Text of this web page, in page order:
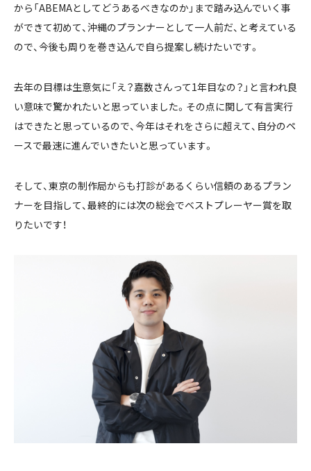
から「ABEMAとしてどうあるべきなのか」まで踏み込んでいく事
ができて初めて、沖縄のプランナーとして一人前だ、と考えている
ので、今後も周りを巻き込んで自ら提案し続けたいです。
去年の目標は生意気に「え？嘉数さんって1年目なの？」と言われ良
い意味で驚かれたいと思っていました。その点に関して有言実行
はできたと思っているので、今年はそれをさらに超えて、自分のペ
ースで最速に進んでいきたいと思っています。
そして、東京の制作局からも打診があるくらい信頼のあるプラン
ナーを目指して、最終的には次の総会でベストプレーヤー賞を取
りたいです！